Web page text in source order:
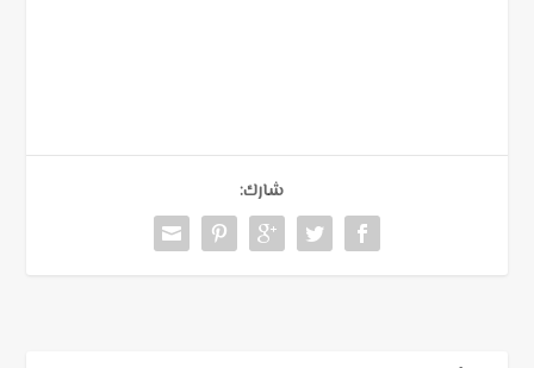
شارك: